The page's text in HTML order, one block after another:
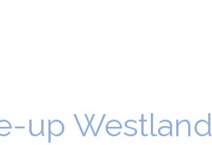
up Westland